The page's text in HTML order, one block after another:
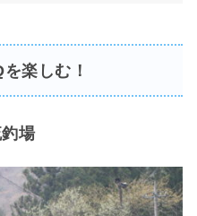
楽しむ！
場